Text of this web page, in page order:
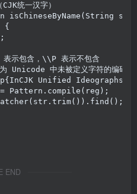
统一汉字）
isChineseByName(String
{
示包含，\\P 表示不包含
Unicode 中未被定义字符的编码
Unified
Pattern.compile(reg);
END